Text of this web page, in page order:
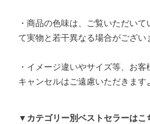
・商品の色味は、ご覧いただい
て実物と若干異なる場合がござい
・イメージ違いやサイズ等、お客
キャンセルはご遠慮いただきます
▼カテゴリー別ベストセラーはこ